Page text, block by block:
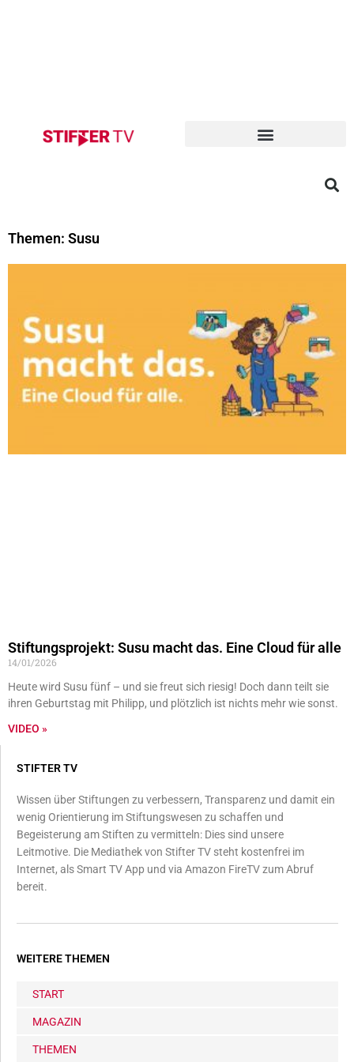
Themen: Susu
Stiftungsprojekt: Susu macht das. Eine Cloud für alle
14/01/2026
Heute wird Susu fünf – und sie freut sich riesig! Doch dann teilt sie
ihren Geburtstag mit Philipp, und plötzlich ist nichts mehr wie sonst.
VIDEO »
STIFTER TV
Wissen über Stiftungen zu verbessern, Transparenz und damit ein
wenig Orientierung im Stiftungswesen zu schaffen und
Begeisterung am Stiften zu vermitteln: Dies sind unsere
Leitmotive. Die Mediathek von Stifter TV steht kostenfrei im
Internet, als Smart TV App und via Amazon FireTV zum Abruf
bereit.
WEITERE THEMEN
START
MAGAZIN
THEMEN